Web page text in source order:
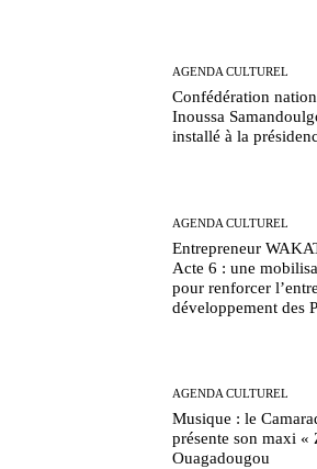
AGENDA CULTUREL
Confédération
Inoussa
installé à la
AGENDA CULTUREL
Entrepreneur
Acte 6 : une
pour renforcer
développement des
AGENDA CULTUREL
Musique : le
présente son maxi «
Ouagadougou